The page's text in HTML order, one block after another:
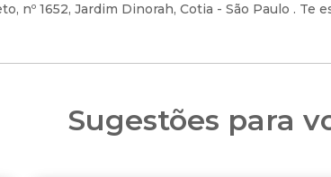
nº 1652, Jardim Dinorah, Cotia - São Paulo . Te
Sugestões para